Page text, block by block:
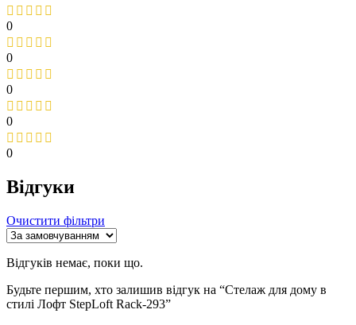
0
0
0
0
0
Відгуки
Очистити фільтри
Відгуків немає, поки що.
Будьте першим, хто залишив відгук на “Стелаж для дому в
стилі Лофт StepLoft Rack-293”